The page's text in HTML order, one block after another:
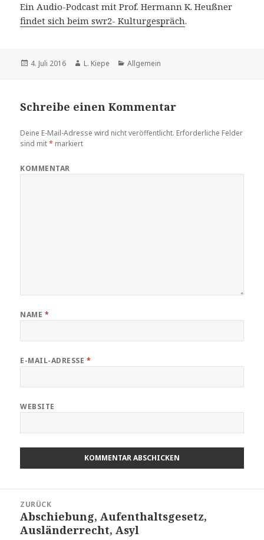
Ein Audio-Podcast mit Prof. Hermann K. Heußner
findet sich beim swr2- Kulturgespräch.
Veröffentlicht
4. Juli 2016 Autor
L. Kiepe Kategorien
Allgemein
Schreibe einen Kommentar
Deine E-Mail-Adresse wird nicht veröffentlicht. Erforderliche Felder
sind mit* markiert
KOMMENTAR
NAME *
E-MAIL-ADRESSE *
WEBSITE
ZURÜCK
Vorheriger
Beitrag:
Abschiebung, Aufenthaltsgesetz,
Ausländerrecht, Asyl